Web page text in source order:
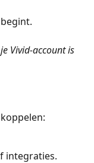
Vivid-account is
integraties.